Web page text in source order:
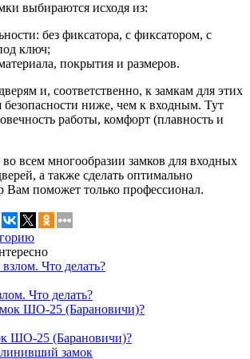
выбираются исходя из:
без фиксатора, с фиксатором, с
ключ;
покрытия и размеров.
и, соответственно, к замкам для этих
безопасности ниже, чем к входным. Тут
работы, комфорт (плавность и
всем многообразии замков для входных
а также сделать оптимально
поможет только профессионал.
Что делать?
ШО-25 (Барановичи)?